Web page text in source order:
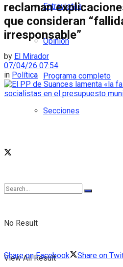
Entrevistas
Opinión
Programa completo
Secciones
No Result
View All Result
reclaman
que consideran
irresponsable”
by El Mirador
07/04/26 07:54
in Política
Share on Facebook Share on